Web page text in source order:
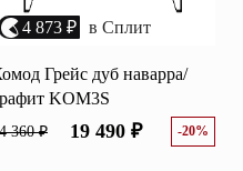
4 873 ₽ в Сплит
Грейс дуб наварра/
KOM3S
360 ₽ 19 490 ₽ -20%